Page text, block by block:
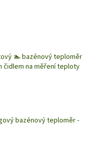
🏊 bazénový teploměr
čidlem na měření teploty
bazénový teploměr -